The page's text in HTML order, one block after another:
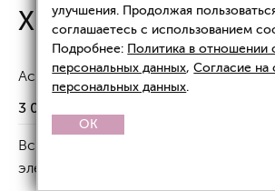
Хирургия: цены
Аспирация жидкостного
3 000
Вскрытие и дренирование
элемента, 1 категория
улучшения. Продолжая
соглашаетесь с использованием
Подробнее: Политика в отношении
персональных данных,Согласие на
персональных данных.
OK